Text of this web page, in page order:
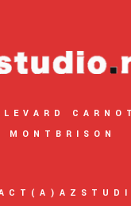
CARNOT
MONTBRISON